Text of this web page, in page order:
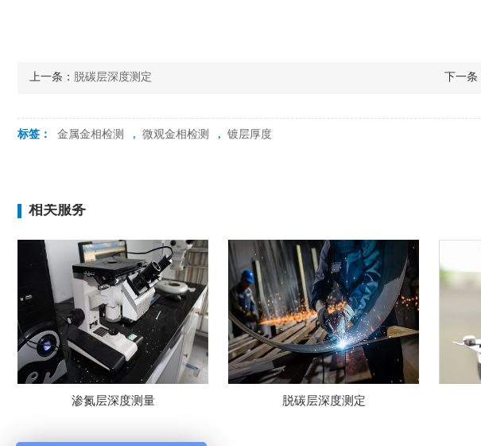
上一条： 脱碳层深度测定 下一条
标签： 金属金相检测 , 微观金相检测 , 镀层厚度
相关服务
脱碳层深度测定 镀层厚度测量